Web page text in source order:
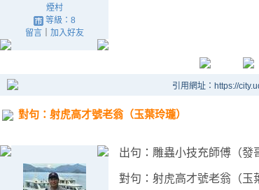
煙村
等級：8
留言｜ 加入好友
引用網址：https://
對句：射虎高才號老翁（玉葉玲瓏）
出句：雕蟲小技充師傅（發
對句：射虎高才號老翁（玉